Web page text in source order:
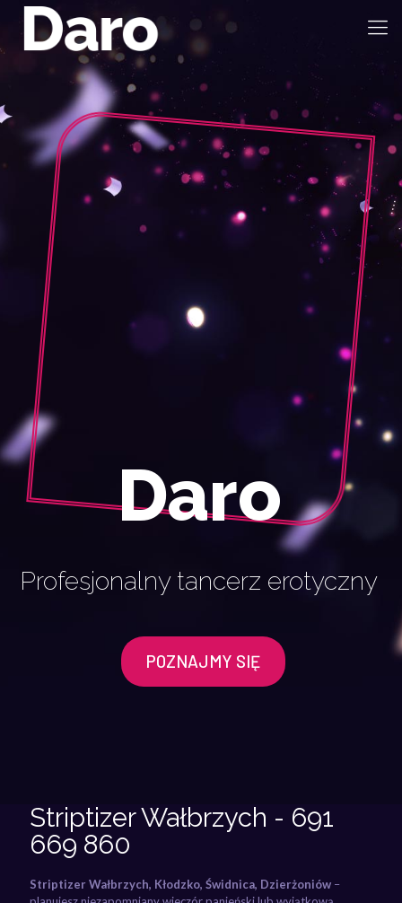
Daro
Profesjonalny tancerz erotyczny
POZNAJMY SIĘ
Striptizer Wałbrzych - 691
669 860
Striptizer Wałbrzych, Kłodzko, Świdnica, Dzierżoniów –